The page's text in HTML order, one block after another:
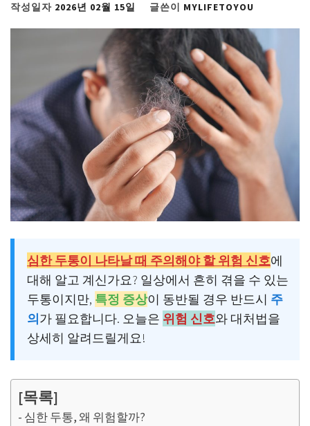
작성일자 2026년 02월 15일 글쓴이 MYLIFETOYOU
심한 두통이 나타날 때 주의해야 할 위험 신호에
대해 알고 계신가요? 일상에서 흔히 겪을 수 있는
두통이지만, 특정 증상이 동반될 경우 반드시 주
의가 필요합니다. 오늘은 위험 신호와 대처법을
상세히 알려드릴게요!
[목록]
심한 두통, 왜 위험할까?